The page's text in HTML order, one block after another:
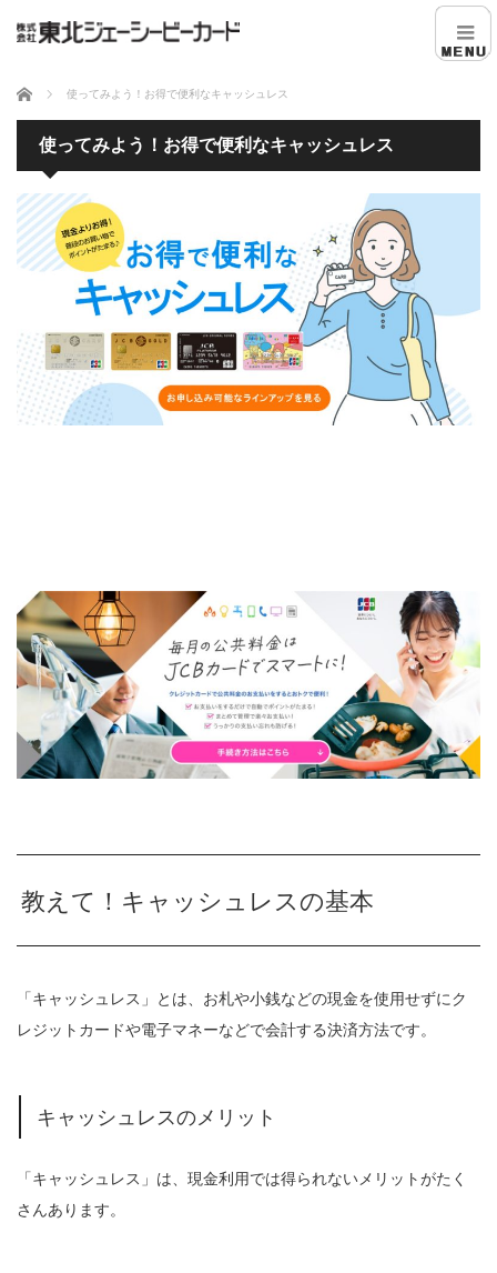
ホーム 使ってみよう！お得で便利なキャッシュレス
使ってみよう！お得で便利なキャッシュレス
教えて！キャッシュレスの基本
「キャッシュレス」とは、お札や小銭などの現金を使用せずにク
レジットカードや電子マネーなどで会計する決済方法です。
キャッシュレスのメリット
「キャッシュレス」は、現金利用では得られないメリットがたく
さんあります。